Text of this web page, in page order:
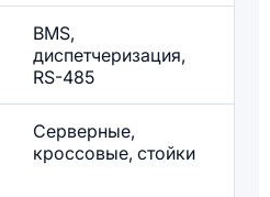
BMS,
диспетчеризация,
RS-485
Серверные,
кроссовые, стойки